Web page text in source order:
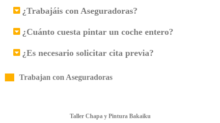
¿Trabajáis con Aseguradoras?
¿Cuánto cuesta pintar un coche entero?
¿Es necesario solicitar cita previa?
Trabajan con Aseguradoras
Taller Chapa y Pintura Bakaiku